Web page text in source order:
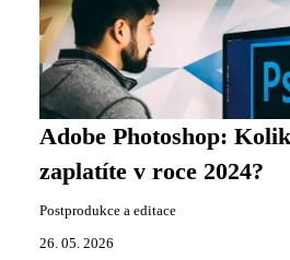
Adobe Photoshop:
zaplatíte v roce 2024?
Postprodukce a editace
26. 05. 2026